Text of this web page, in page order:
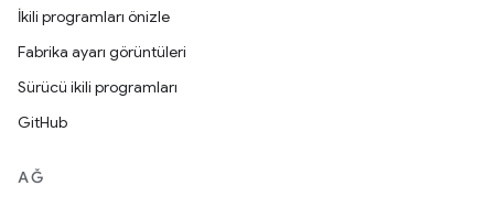
İkili programları önizle
Fabrika ayarı görüntüleri
Sürücü ikili programları
GitHub
AĞ